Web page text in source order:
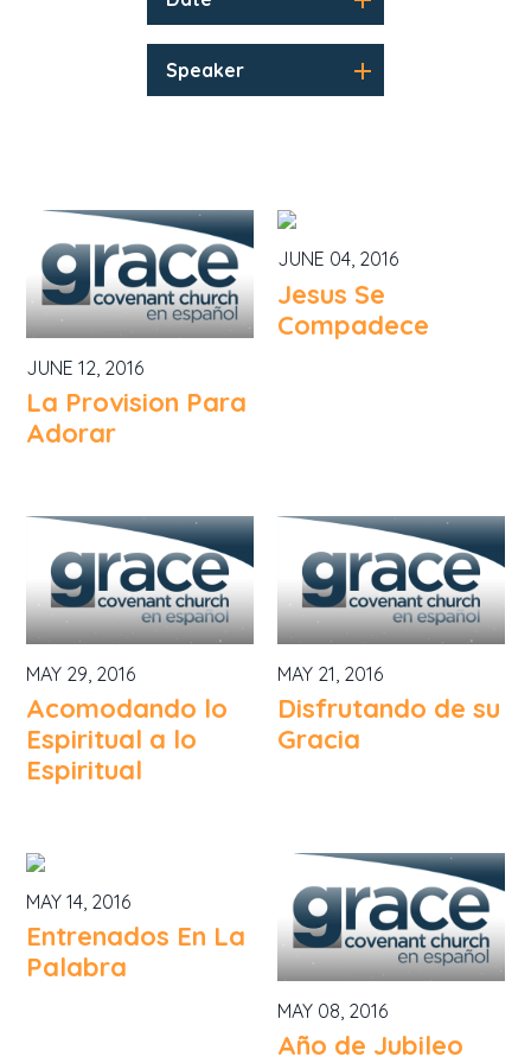
Speaker
JUNE 12, 2016
La Provision Para
Adorar
JUNE 04, 2016
Jesus Se
Compadece
MAY 29, 2016
Acomodando lo
Espiritual a lo
Espiritual
MAY 21, 2016
Disfrutando de su
Gracia
MAY 14, 2016
Entrenados En La
Palabra
MAY 08, 2016
Año de Jubileo